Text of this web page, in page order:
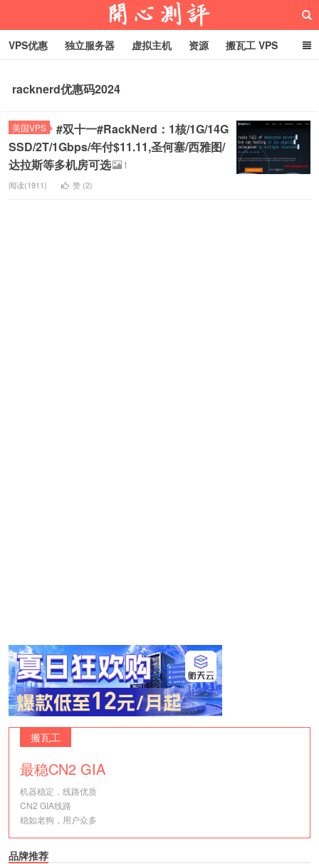
VPS优惠 独立服务器 虚拟主机 资源 搬瓦工 VPS
racknerd优惠码2024
美国VPS
#双十一#RackNerd：1核/1G/14G
SSD/2T/1Gbps/年付$11.11,圣何塞/西雅图/
达拉斯等多机房可选
1
阅读(1911) 赞 (2)
搬瓦工
最稳CN2 GIA
机器稳定，线路优质
CN2 GIA线路
稳如老狗，用户众多
品牌推荐